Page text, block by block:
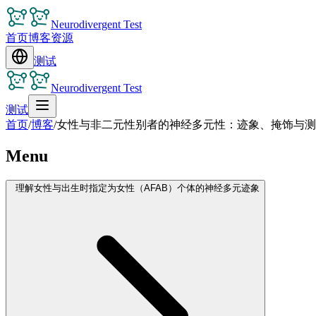
Neurodivergent Test
首页博客资源
测试
Neurodivergent Test
测试
首页/博客/女性与非二元性别者的神经多元性：迹象、掩饰与
Menu
理解女性与出生时指定为女性（AFAB）个体的神经多元迹象